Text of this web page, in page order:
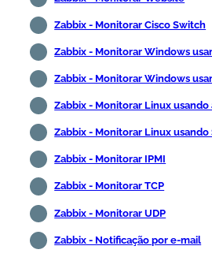
Zabbix - Monitorar Cisco Switch
Zabbix - Monitorar Windows
Zabbix - Monitorar Windows
Zabbix - Monitorar Linux
Zabbix - Monitorar Linux usando
Zabbix - Monitorar IPMI
Zabbix - Monitorar TCP
Zabbix - Monitorar UDP
Zabbix - Notificação por e-mail